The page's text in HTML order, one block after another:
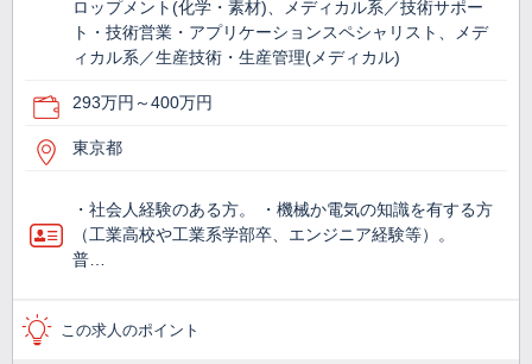
ロップメント(化学・素材)、メディカル系／技術サポー
ト・技術営業・アプリケーションスペシャリスト、メデ
ィカル系／生産技術・生産管理(メディカル)
293万円～400万円
東京都
・社会人経験のある方。 ・機械か電気の知識を有する方
（工業高校や工業系学部卒、エンジニア経験等）。
普…
この求人のポイント